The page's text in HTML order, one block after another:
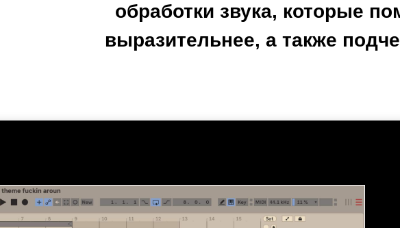
обработки звука, которые
выразительнее, а также